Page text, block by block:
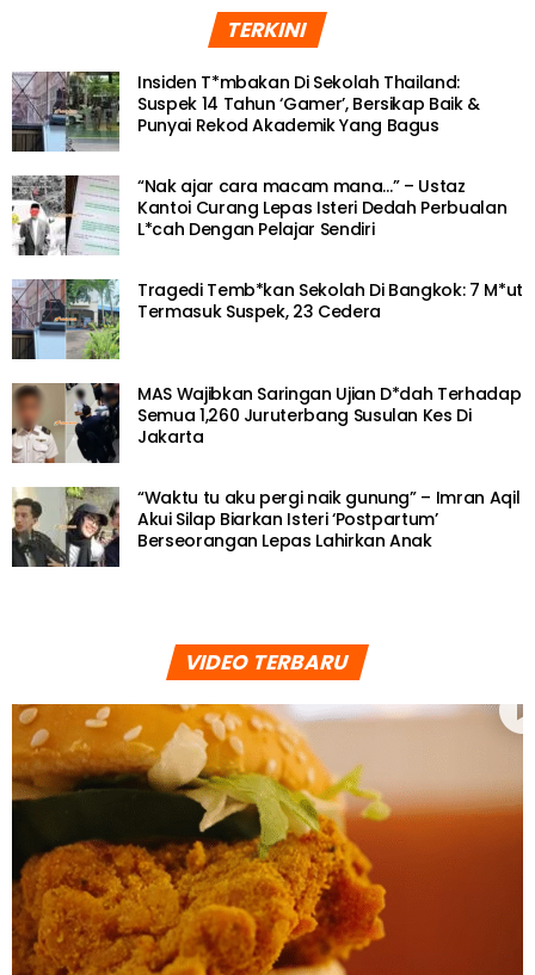
TERKINI
Insiden T*mbakan Di Sekolah Thailand:
Suspek 14 Tahun ‘Gamer’, Bersikap Baik &
Punyai Rekod Akademik Yang Bagus
“Nak ajar cara macam mana…” – Ustaz
Kantoi Curang Lepas Isteri Dedah Perbualan
L*cah Dengan Pelajar Sendiri
Tragedi Temb*kan Sekolah Di Bangkok: 7 M*ut
Termasuk Suspek, 23 Cedera
MAS Wajibkan Saringan Ujian D*dah Terhadap
Semua 1,260 Juruterbang Susulan Kes Di
Jakarta
“Waktu tu aku pergi naik gunung” – Imran Aqil
Akui Silap Biarkan Isteri ‘Postpartum’
Berseorangan Lepas Lahirkan Anak
VIDEO TERBARU